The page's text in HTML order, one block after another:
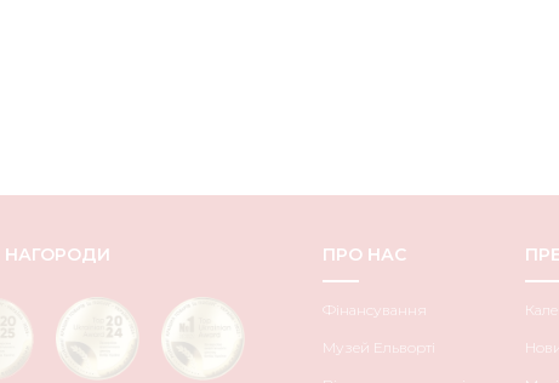
НАГОРОДИ ПРО НАС
Фінансування
Музей Ельворті